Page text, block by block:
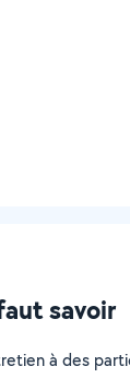
savoir
à des